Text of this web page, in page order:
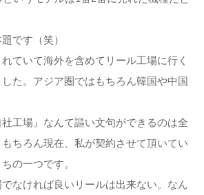
です（笑）
ていて海外を含めてリール工場に行く
た。アジア圏ではもちろん韓国や中国
社工場』なんて謳い文句ができるのは全
ちろん現在、私が契約させて頂いてい
の一つです。
なければ良いリールは出来ない。なん